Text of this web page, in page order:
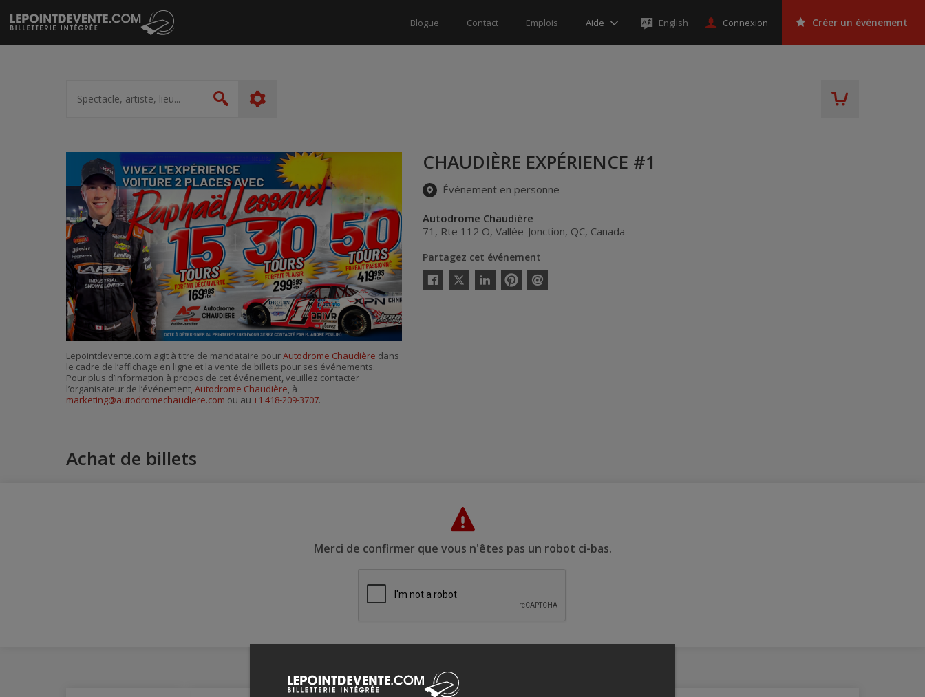
Passer
au
contenu
Blogue Contact Emplois Aide English Connexion Créer un événement
artiste,
lieu...
Rechercher
CHAUDIÈRE EXPÉRIENCE #1
Événement en personne
Autodrome Chaudière
71, Rte 112 O,Vallée-Jonction, QC, Canada
Partagez cet événement
Facebook
Twitter
LinkedinPinterestEnvoyer
Lepointdevente.com agit à titre de mandataire pourAutodrome Chaudière dans
le cadre de l’affichage en ligne et la vente de billets pour ses événements.
Pour plus d’information à propos de cet événement, veuillez contacter
l’organisateur de l’événement, Autodrome Chaudière, à
marketing@autodromechaudiere.com ou au +1 418-209-3707.
Achat de billets
Merci de confirmer que vous n'êtes pas un robot ci-bas.